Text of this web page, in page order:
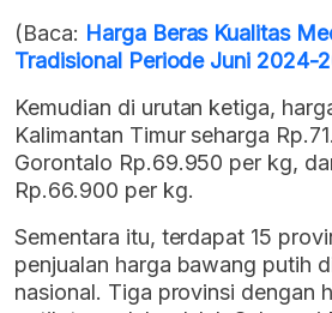
(Baca: Harga Beras Kualitas
Tradisional Periode Juni 2024-
Kemudian di urutan ketiga,
Kalimantan Timur seharga
Gorontalo Rp.69.950 per kg,
Rp.66.900 per kg.
Sementara itu, terdapat 15
penjualan harga bawang putih
nasional. Tiga provinsi dengan